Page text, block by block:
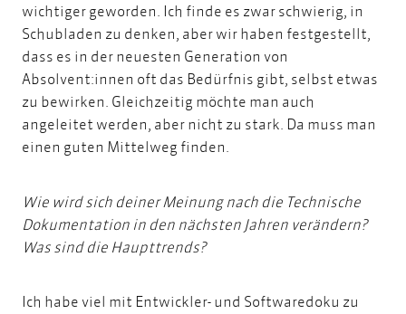
wichtiger geworden. Ich finde es zwar schwierig, in
Schubladen zu denken, aber wir haben festgestellt,
dass es in der neuesten Generation von
Absolvent:innen oft das Bedürfnis gibt, selbst etwas
zu bewirken. Gleichzeitig möchte man auch
angeleitet werden, aber nicht zu stark. Da muss man
einen guten Mittelweg finden.
Wie wird sich deiner Meinung nach die Technische
Dokumentation in den nächsten Jahren verändern?
Was sind die Haupttrends?
Ich habe viel mit Entwickler- und Softwaredoku zu